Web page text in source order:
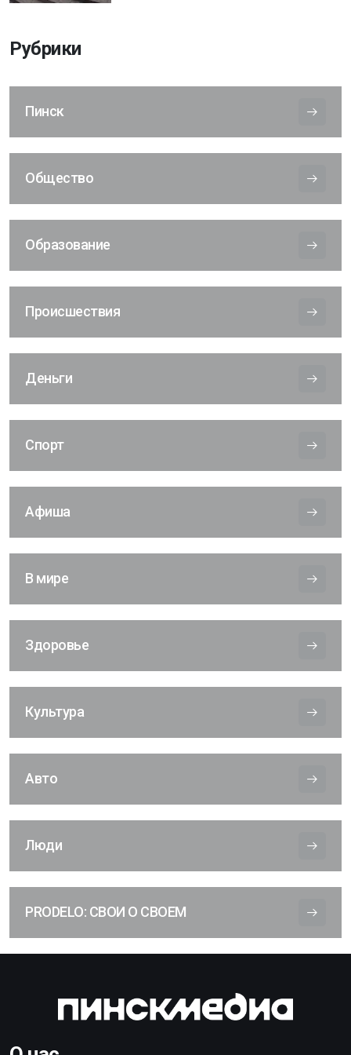
Рубрики
Пинск
Общество
Образование
Происшествия
Деньги
Спорт
Афиша
В мире
Здоровье
Культура
Авто
Люди
PRODELO: СВОИ О СВОЕМ